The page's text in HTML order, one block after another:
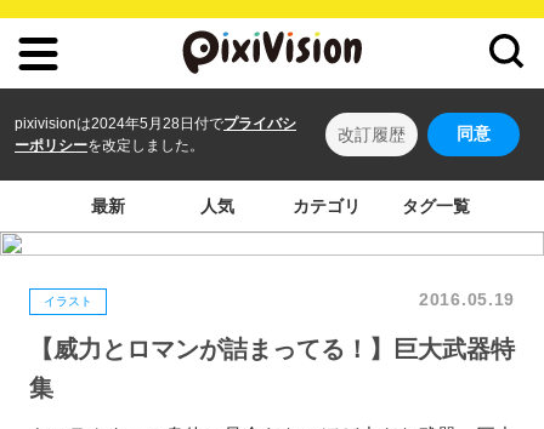
pixivisionは2024年5月28日付でプライバシ
ーポリシーを改定しました。
改訂履歴 同意
最新 人気 カテゴリ タグ一覧
イラスト 2016.05.19
【威力とロマンが詰まってる！】巨大武器特
集